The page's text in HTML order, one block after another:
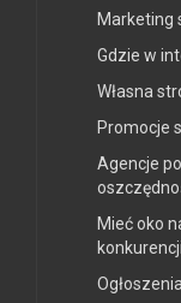
Marketing
Gdzie w
Własna
Promocje
Agencje
Mieć oko
Ogłoszenia.